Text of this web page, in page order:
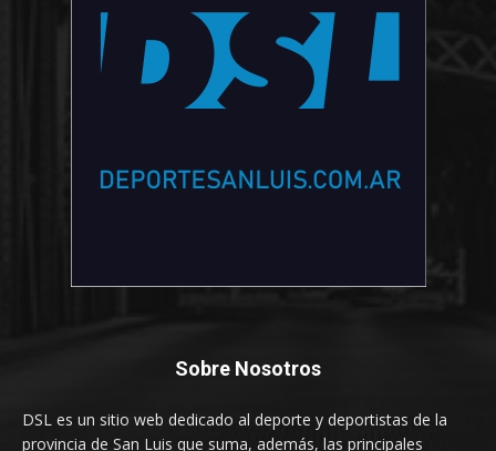
Sobre Nosotros
DSL es un sitio web dedicado al deporte y deportistas de la
provincia de San Luis que suma, además, las principales